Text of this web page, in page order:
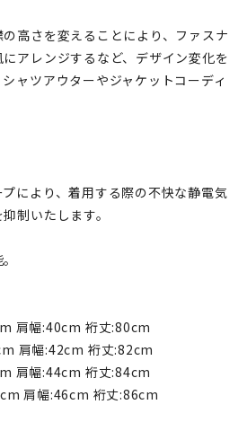
高さを変えることにより、ファスナ
アレンジするなど、デザイン変化を
ャツアウターやジャケットコーディ
により、着用する際の不快な静電気
制いたします。
肩幅:40cm 裄丈:80cm
肩幅:42cm 裄丈:82cm
肩幅:44cm 裄丈:84cm
肩幅:46cm 裄丈:86cm